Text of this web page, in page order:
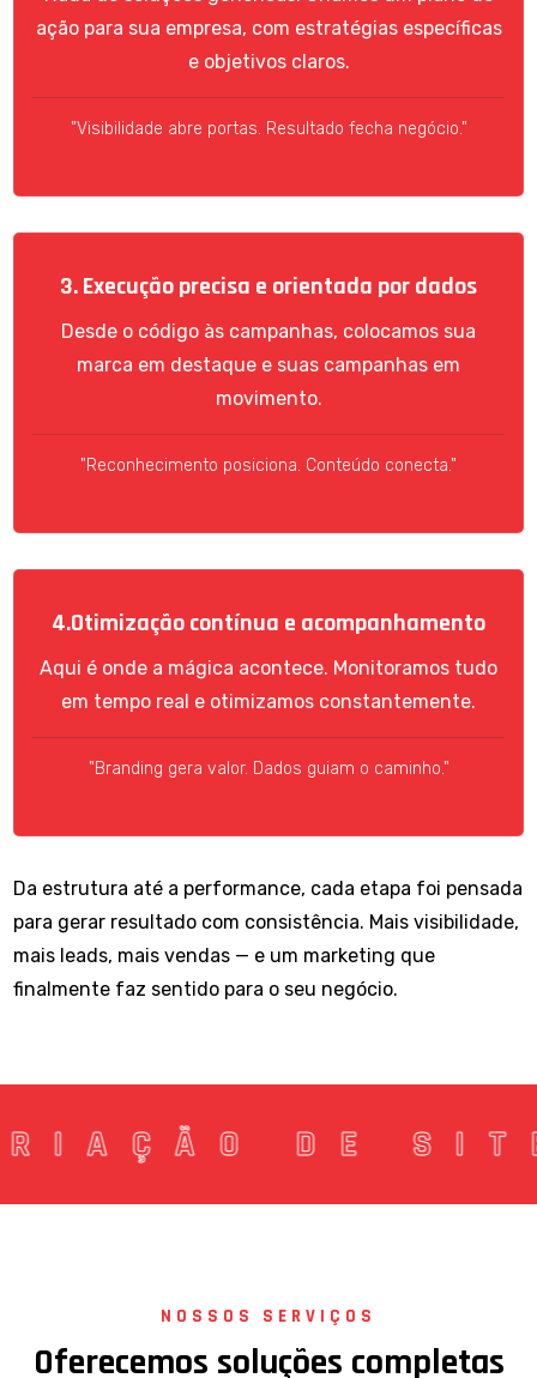
ação para sua empresa, com estratégias específicas
e objetivos claros.
"Visibilidade abre portas. Resultado fecha negócio."
3. Execução precisa e orientada por dados
Desde o código às campanhas, colocamos sua
marca em destaque e suas campanhas em
movimento.
"Reconhecimento posiciona. Conteúdo conecta."
4.Otimização contínua e acompanhamento
Aqui é onde a mágica acontece. Monitoramos tudo
em tempo real e otimizamos constantemente.
"Branding gera valor. Dados guiam o caminho."
Da estrutura até a performance, cada etapa foi pensada
para gerar resultado com consistência. Mais visibilidade,
mais leads, mais vendas — e um marketing que
finalmente faz sentido para o seu negócio.
CRIAÇÃO DE
NOSSOS SERVIÇOS
Oferecemos soluções completas